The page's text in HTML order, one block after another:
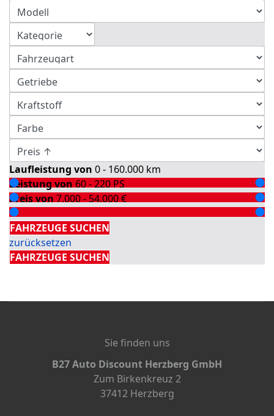
Laufleistung von 0 - 160.000 km
Leistung von 60 - 220 PS
Preis von 7.000 - 54.000€
Detailsuche
FAHRZEUGE SUCHEN
zurücksetzen
FAHRZEUGE SUCHEN
Sie finden uns
B27 Auto Discount Herzberg GmbH
Zum Birkenkreuz 2
37412 Herzberg